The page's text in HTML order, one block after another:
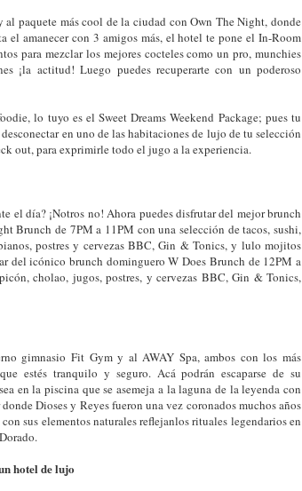
paquete más cool de la ciudad con Own The Night, donde
el amanecer con 3 amigos más, el hotel te pone el In-Room
para mezclar los mejores cocteles como un pro, munchies
¡la actitud! Luego puedes recuperarte con un poderoso
lo tuyo es el Sweet Dreams Weekend Package; pues tu
en uno de las habitaciones de lujo de tu selección
out, para exprimirle todo el jugo a la experiencia.
el día? ¡Notros no! Ahora puedes disfrutar del mejor brunch
Brunch de 7PM a 11PM con una selección de tacos, sushi,
postres y cervezas BBC, Gin & Tonics, y lulo mojitos
del icónico brunch dominguero W Does Brunch de 12PM a
cholao, jugos, postres, y cervezas BBC, Gin & Tonics,
gimnasio Fit Gym y al AWAY Spa, ambos con los más
estés tranquilo y seguro. Acá podrán escaparse de su
en la piscina que se asemeja a la laguna de la leyenda con
Dioses y Reyes fueron una vez coronados muchos años
sus elementos naturales reflejanlos rituales legendarios en
hotel de lujo